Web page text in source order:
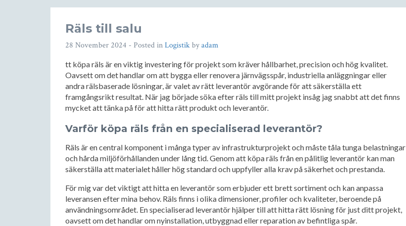
Räls till salu
28 November 2024 - Posted inLogistikbyadam
tt köpa räls är en viktig investering för projekt som kräver hållbarhet, precision och hög kvalitet.
Oavsett om det handlar om att bygga eller renovera järnvägsspår, industriella anläggningar eller
andra rälsbaserade lösningar, är valet av rätt leverantör avgörande för att säkerställa ett
framgångsrikt resultat. När jag började söka efter räls till mitt projekt insåg jag snabbt att det finns
mycket att tänka på för att hitta rätt produkt och leverantör.
Varför köpa räls från en specialiserad leverantör?
Räls är en central komponent i många typer av infrastrukturprojekt och måste tåla tunga belastningar
och hårda miljöförhållanden under lång tid. Genom att köpa räls från en pålitlig leverantör kan man
säkerställa att materialet håller hög standard och uppfyller alla krav på säkerhet och prestanda.
För mig var det viktigt att hitta en leverantör som erbjuder ett brett sortiment och kan anpassa
leveransen efter mina behov. Räls finns i olika dimensioner, profiler och kvaliteter, beroende på
användningsområdet. En specialiserad leverantör hjälper till att hitta rätt lösning för just ditt projekt,
oavsett om det handlar om nyinstallation, utbyggnad eller reparation av befintliga spår.